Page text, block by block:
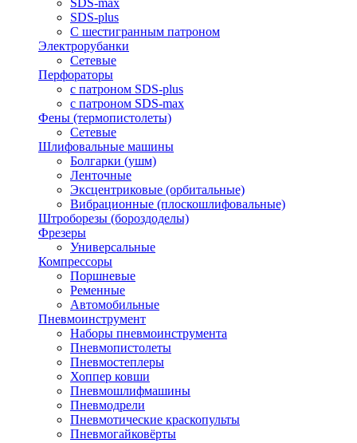
SDS-max
SDS-plus
С шестигранным патроном
Электрорубанки
Сетевые
Перфораторы
с патроном SDS-plus
с патроном SDS-max
Фены (термопистолеты)
Сетевые
Шлифовальные машины
Болгарки (ушм)
Ленточные
Эксцентриковые (орбитальные)
Вибрационные (плоскошлифовальные)
Штроборезы (бороздоделы)
Фрезеры
Универсальные
Компрессоры
Поршневые
Ременные
Автомобильные
Пневмоинструмент
Наборы пневмоинструмента
Пневмопистолеты
Пневмостеплеры
Хоппер ковши
Пневмошлифмашины
Пневмодрели
Пневмотические краскопульты
Пневмогайковёрты